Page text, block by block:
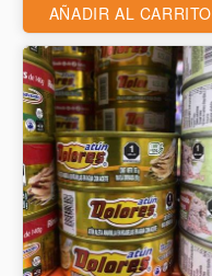
AÑADIR AL CARRITO